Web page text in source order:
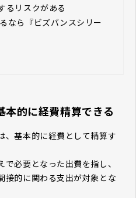
るリスクがある
なら『ビズバンスシリー
的に経費精算できる
、基本的に経費として精算す
必要となった出費を指し、
接的に関わる支出が対象とな